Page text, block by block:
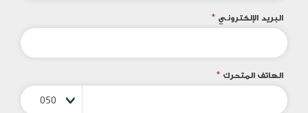
البريد الإلكتروني *
الهاتف المتحرك *
050